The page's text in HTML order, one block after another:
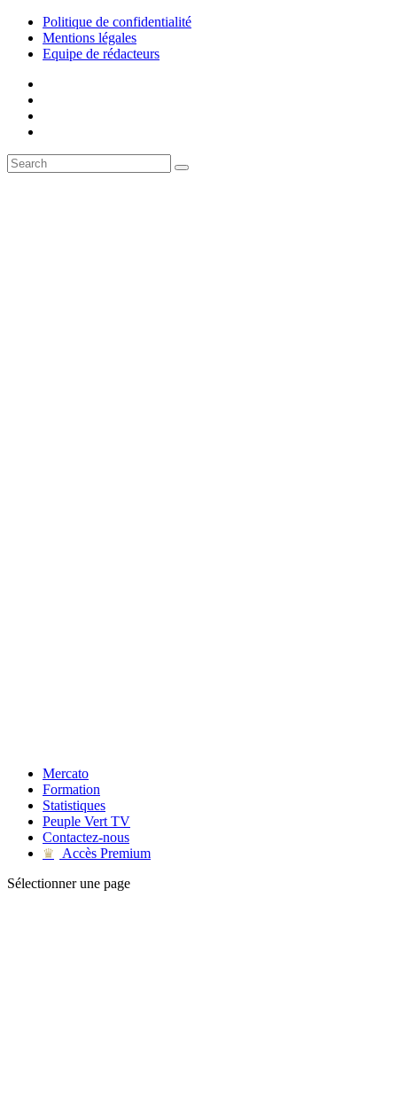
Politique de confidentialité
Mentions légales
Equipe de rédacteurs
Mercato
Formation
Statistiques
Peuple Vert TV
Contactez-nous
♛
Accès Premium
Sélectionner une page